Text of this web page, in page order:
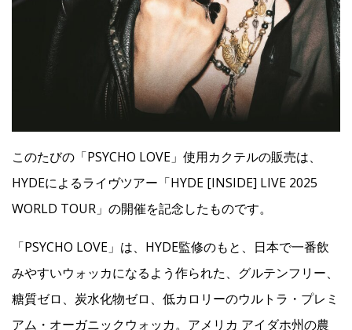
このたびの「PSYCHO LOVE」使用カクテルの販売は、
HYDEによるライヴツアー「HYDE [INSIDE] LIVE 2025
WORLD TOUR」の開催を記念したものです。
「PSYCHO LOVE」は、HYDE監修のもと、日本で一番飲
みやすいウォッカになるよう作られた、グルテンフリー、
糖質ゼロ、炭水化物ゼロ、低カロリーのウルトラ・プレミ
アム・オーガニックウォッカ。アメリカ アイダホ州の農